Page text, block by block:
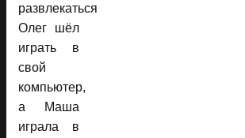
развлекаться
Олег шёл
играть в
свой
компьютер,
а Маша
играла в